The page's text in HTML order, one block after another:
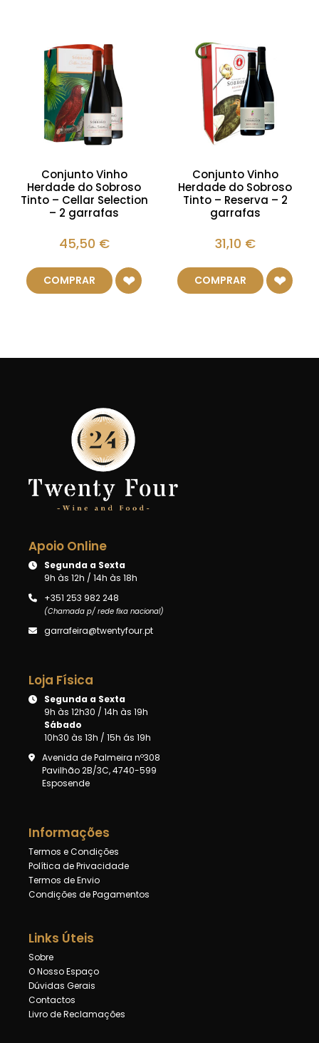
Conjunto Vinho
Herdade do Sobroso
Tinto – Cellar Selection
– 2 garrafas
45,50 €
COMPRAR
Conjunto Vinho
Herdade do Sobroso
Tinto – Reserva – 2
garrafas
31,10 €
COMPRAR
Apoio Online
Segunda a Sexta
9h às 12h / 14h às 18h
+351 253 982 248
(Chamada p/ rede fixa nacional)
garrafeira@twentyfour.pt
Loja Física
Segunda a Sexta
9h às 12h30 / 14h às 19h
Sábado
10h30 às 13h / 15h ás 19h
Avenida de Palmeira nº308
Pavilhão 2B/3C, 4740-599
Esposende
Informações
Termos e Condições
Política de Privacidade
Termos de Envio
Condições de Pagamentos
Links Úteis
Sobre
O Nosso Espaço
Dúvidas Gerais
Contactos
Livro de Reclamações